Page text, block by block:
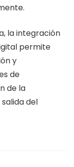
la integración
permite
y
de
de la
del